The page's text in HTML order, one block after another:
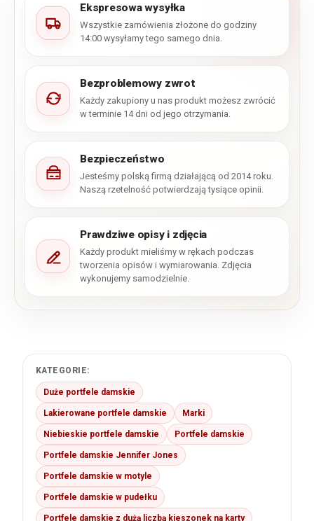
Ekspresowa wysyłka
Wszystkie zamówienia złożone do godziny
14:00 wysyłamy tego samego dnia.
Bezproblemowy zwrot
Każdy zakupiony u nas produkt możesz zwrócić
w terminie 14 dni od jego otrzymania.
Bezpieczeństwo
Jesteśmy polską firmą działającą od 2014 roku.
Naszą rzetelność potwierdzają tysiące opinii.
Prawdziwe opisy i zdjęcia
Każdy produkt mieliśmy w rękach podczas
tworzenia opisów i wymiarowania. Zdjęcia
wykonujemy samodzielnie.
KATEGORIE:
Duże portfele damskie
Lakierowane portfele damskie Marki
Niebieskie portfele damskie Portfele damskie
Portfele damskie Jennifer Jones
Portfele damskie w motyle
Portfele damskie w pudełku
Portfele damskie z dużą liczbą kieszonek na karty